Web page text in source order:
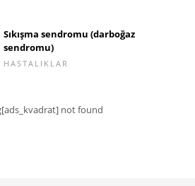
Sıkışma sendromu (darboğaz
sendromu)
HASTALIKLAR
not found